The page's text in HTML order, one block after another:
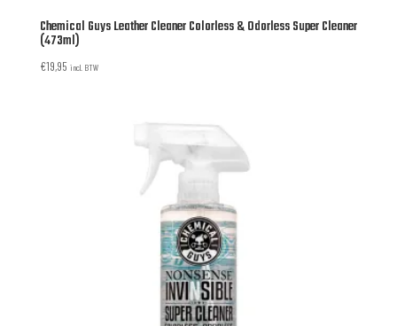
Chemical Guys Leather Cleaner Colorless & Odorless Super Cleaner
(473ml)
€19,95 incl. BTW